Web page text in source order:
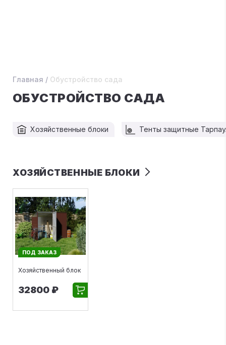
Главная / Обустройство сада
ОБУСТРОЙСТВО САДА
Хозяйственные блоки Тенты защитные
ХОЗЯЙСТВЕННЫЕ БЛОКИ
ПОД ЗАКАЗ
Хозяйственный блок
32800 ₽